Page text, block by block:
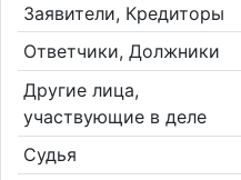
Заявители, Кредиторы
Ответчики, Должники
Другие лица,
участвующие в деле
Судья